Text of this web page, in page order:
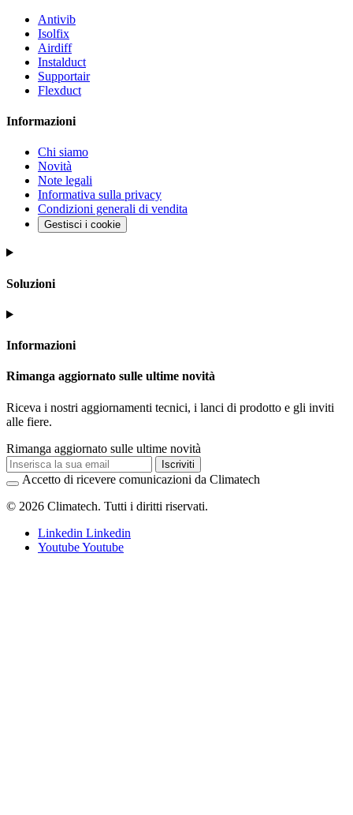
Antivib
Isolfix
Airdiff
Instalduct
Supportair
Flexduct
Informazioni
Chi siamo
Novità
Note legali
Informativa sulla privacy
Condizioni generali di vendita
Gestisci i cookie
Soluzioni
Informazioni
Rimanga aggiornato sulle ultime novità
Riceva i nostri aggiornamenti tecnici, i lanci di prodotto e gli inviti
alle fiere.
Rimanga aggiornato sulle ultime novità
Iscriviti
Accetto di ricevere comunicazioni da Climatech
© 2026 Climatech. Tutti i diritti riservati.
Linkedin Linkedin
YoutubeYoutube